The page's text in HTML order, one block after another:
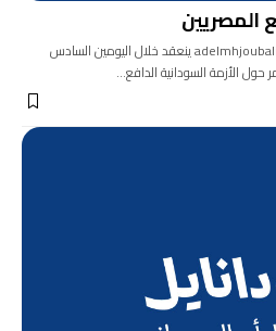
المصريين
عادل محجوب على adelmhjoubali49@gmail.com ينعقد خلال اليومين السادس
حول الأزمة السودانية الدافع…